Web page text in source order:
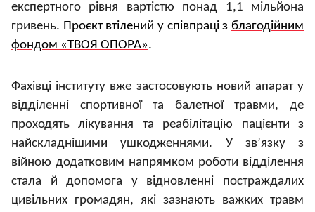
експертного рівня вартістю понад 1,1 мільйона
гривень. Проєкт втілений у співпраці зблагодійним
фондом «ТВОЯ ОПОРА».
Фахівці інституту вже застосовують новий апарат у
відділенні спортивної та балетної травми, де
проходять лікування та реабілітацію пацієнти з
найскладнішими ушкодженнями. У зв’язку з
війною додатковим напрямком роботи відділення
стала й допомога у відновленні
постраждалих
цивільних громадян, які зазнають важких травм